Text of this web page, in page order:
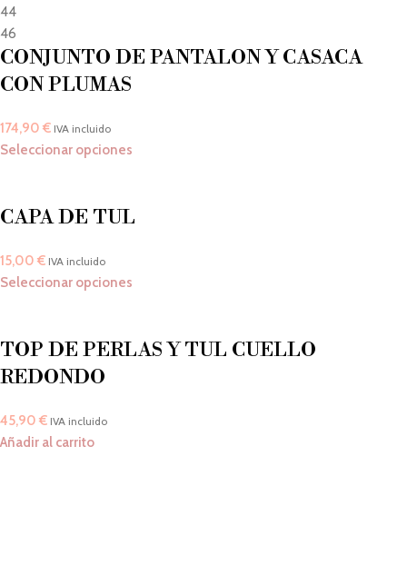
44
46
CONJUNTO DE PANTALON Y CASACA
CON PLUMAS
174,90 € IVA incluido
Seleccionar opciones
CAPA DE TUL
15,00 € IVA incluido
Seleccionar opciones
TOP DE PERLAS Y TUL CUELLO
REDONDO
45,90 € IVA incluido
Añadir al carrito